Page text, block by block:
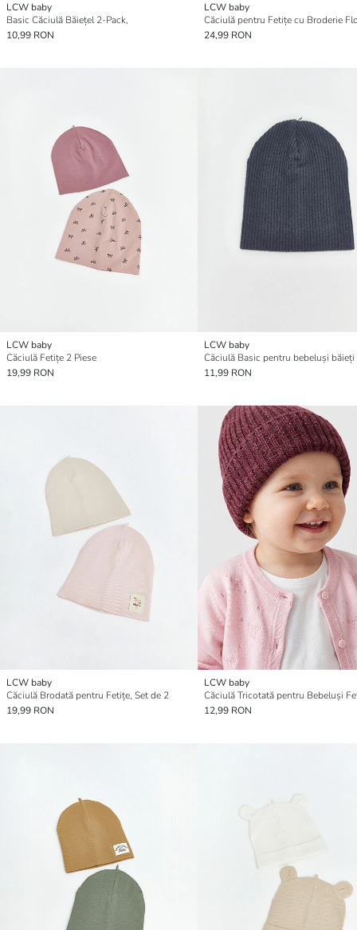
LCW baby
Basic Căciulă Băiețel 2-Pack,
10,99 RON
LCW baby
24,99 RON
LCW baby
Căciulă Fetițe 2 Piese
19,99 RON
LCW baby
Căciulă Basic pentru bebeluși băieți
11,99 RON
LCW baby
Căciulă Brodată pentru Fetițe, Set de 2
19,99 RON
LCW baby
Căciulă Tricotată pentru Bebeluși
12,99 RON